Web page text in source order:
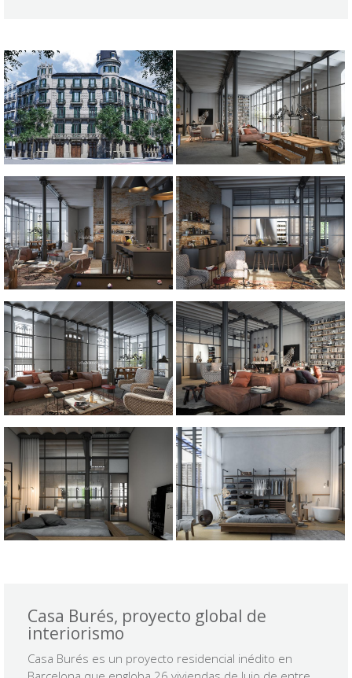
Casa Burés, proyecto global de
interiorismo
Casa Burés es un proyecto residencial inédito en